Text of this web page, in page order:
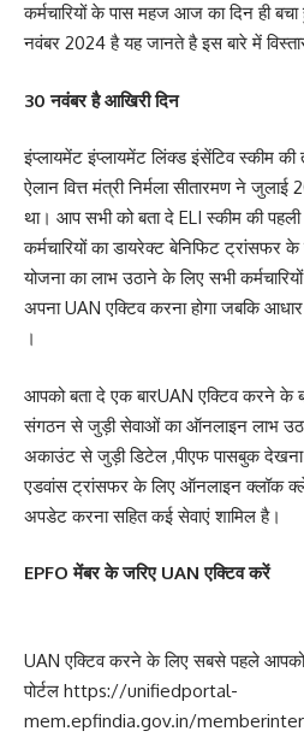
कर्मचारियों के पास महज आज का दिन ही
नवंबर 2024 है यह जानते है इस बारे में
30 नवंबर है आखिरी दिन
इंप्लायमेंट इंप्लायमेंट लिंक्ड इंसेंटिव स्कीम
ऐलान वित्त मंत्री निर्मला सीतारमण ने
था। आप सभी को बता दे ELI स्कीम की पहली
कर्मचारियों का डायरेक्ट बेनिफिट ट्रांसफर
योजना का लाभ उठाने के लिए सभी
अपना UAN एक्टिव करना होगा जबकि
।
आपको बता दे एक बारUAN एक्टिव करने के
संगठन से जुड़ी सेवाओं का ऑनलाइन लाभ
अकाउंट से जुड़ी डिटेल ,पीएफ पासबुक देखना
एडवांस ट्रांसफर के लिए ऑनलाइन क्लॉक
अपडेट करना सहित कई सेवाएं शामिल है।
EPFO मेंबर के जरिए UAN एक्टिव करें
UAN एक्टिव करने के लिए सबसे पहले आपको
पोर्टल https://unifiedportal-
mem.epfindia.gov.in/